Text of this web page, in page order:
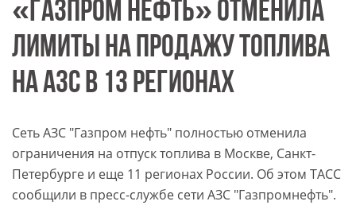
«ГАЗПРОМ НЕФТЬ» ОТМЕНИЛА
ЛИМИТЫ НА ПРОДАЖУ ТОПЛИВА
НА АЗС В 13 РЕГИОНАХ
Сеть АЗС "Газпром нефть" полностью отменила
ограничения на отпуск топлива в Москве, Санкт-
Петербурге и еще 11 регионах России. Об этом ТАСС
сообщили в пресс-службе сети АЗС "Газпромнефть".